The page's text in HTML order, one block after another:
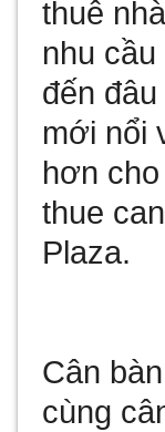
thuê
nhu cầu
đến
mới nổi
hơn
thue
Plaza.
Cân
cùng